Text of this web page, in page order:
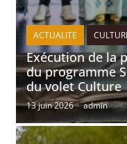
ACTUALITE
Exécution de la
du programme
du volet Culture
13 juin 2026 admin